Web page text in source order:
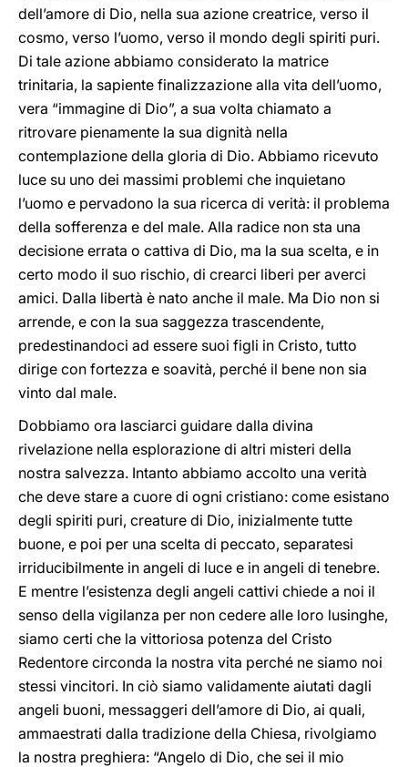
dell’amore di Dio, nella sua azione creatrice, verso il
cosmo, verso l’uomo, verso il mondo degli spiriti puri.
Di tale azione abbiamo considerato la matrice
trinitaria, la sapiente finalizzazione alla vita dell’uomo,
vera “immagine di Dio”, a sua volta chiamato a
ritrovare pienamente la sua dignità nella
contemplazione della gloria di Dio. Abbiamo ricevuto
luce su uno dei massimi problemi che inquietano
l’uomo e pervadono la sua ricerca di verità: il problema
della sofferenza e del male. Alla radice non sta una
decisione errata o cattiva di Dio, ma la sua scelta, e in
certo modo il suo rischio, di crearci liberi per averci
amici. Dalla libertà è nato anche il male. Ma Dio non si
arrende, e con la sua saggezza trascendente,
predestinandoci ad essere suoi figli in Cristo, tutto
dirige con fortezza e soavità, perché il bene non sia
vinto dal male.
Dobbiamo ora lasciarci guidare dalla divina
rivelazione nella esplorazione di altri misteri della
nostra salvezza. Intanto abbiamo accolto una verità
che deve stare a cuore di ogni cristiano: come esistano
degli spiriti puri, creature di Dio, inizialmente tutte
buone, e poi per una scelta di peccato, separatesi
irriducibilmente in angeli di luce e in angeli di tenebre.
E mentre l’esistenza degli angeli cattivi chiede a noi il
senso della vigilanza per non cedere alle loro lusinghe,
siamo certi che la vittoriosa potenza del Cristo
Redentore circonda la nostra vita perché ne siamo noi
stessi vincitori. In ciò siamo validamente aiutati dagli
angeli buoni, messaggeri dell’amore di Dio, ai quali,
ammaestrati dalla tradizione della Chiesa, rivolgiamo
la nostra preghiera: “Angelo di Dio, che sei il mio